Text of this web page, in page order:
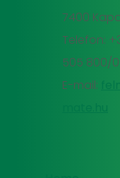
7400
Telefon:
505 800/
E-mail: